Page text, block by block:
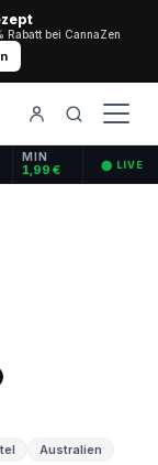
bei CannaZen
MIN
1,99 € ⬤ LIVE
Australien